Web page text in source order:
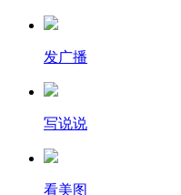
发广播
写说说
看美图